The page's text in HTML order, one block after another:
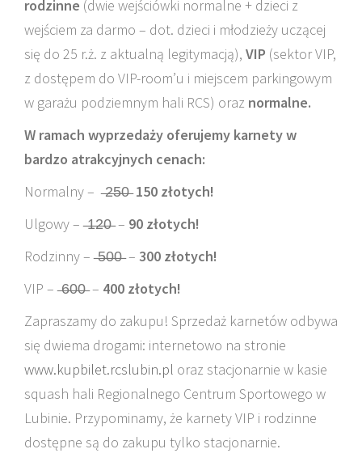
rodzinne (dwie wejściówki normalne + dzieci z
wejściem za darmo – dot. dzieci i młodzieży uczącej
się do 25 r.ż. z aktualną legitymacją), VIP (sektor VIP,
z dostępem do VIP-room’u i miejscem parkingowym
w garażu podziemnym hali RCS) oraz normalne.
W ramach wyprzedaży oferujemy karnety w
bardzo atrakcyjnych cenach:
Normalny – ̶2̶5̶0̶150 złotych!
Ulgowy – ̶1̶2̶0̶ – 90 złotych!
Rodzinny – ̶5̶0̶0̶ – 300 złotych!
VIP – ̶6̶0̶0̶ – 400 złotych!
Zapraszamy do zakupu! Sprzedaż karnetów odbywa
się dwiema drogami: internetowo na stronie
www.kupbilet.rcslubin.pl oraz stacjonarnie w kasie
squash hali Regionalnego Centrum Sportowego w
Lubinie. Przypominamy, że karnety VIP i rodzinne
dostępne są do zakupu tylko stacjonarnie.